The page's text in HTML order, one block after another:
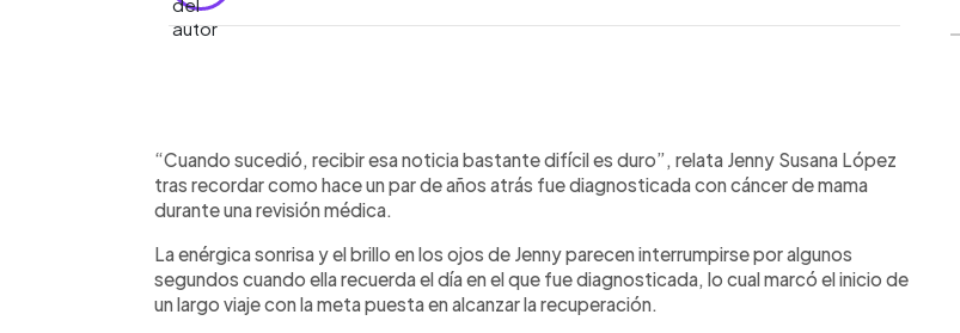
“Cuando sucedió, recibir esa noticia bastante difícil es duro”, relata Jenny Susana López
tras recordar como hace un par de años atrás fue diagnosticada con cáncer de mama
durante una revisión médica.
La enérgica sonrisa y el brillo en los ojos de Jenny parecen interrumpirse por algunos
segundos cuando ella recuerda el día en el que fue diagnosticada, lo cual marcó el inicio de
un largo viaje con la meta puesta en alcanzar la recuperación.